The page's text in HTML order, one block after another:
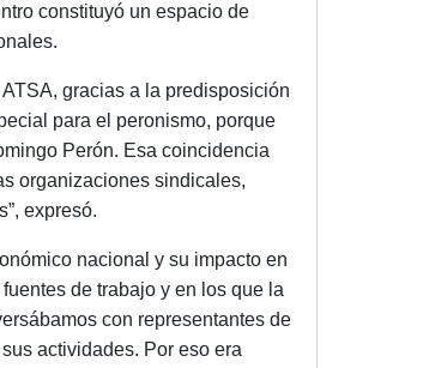
constituyó un espacio de
gracias a la predisposición
para el peronismo, porque
Perón. Esa coincidencia
organizaciones sindicales,
expresó.
nacional y su impacto en
de trabajo y en los que la
con representantes de
actividades. Por eso era